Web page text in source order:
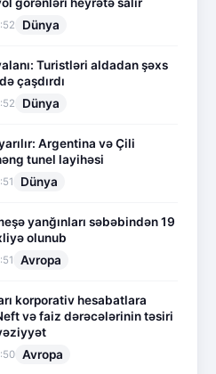
Dünya
Turistləri aldadan şəxs
çaşdırdı
Dünya
Argentina və Çili
tunel layihəsi
Dünya
yanğınları səbəbindən 19
olunub
Avropa
korporativ hesabatlara
və faiz dərəcələrinin təsiri
Avropa